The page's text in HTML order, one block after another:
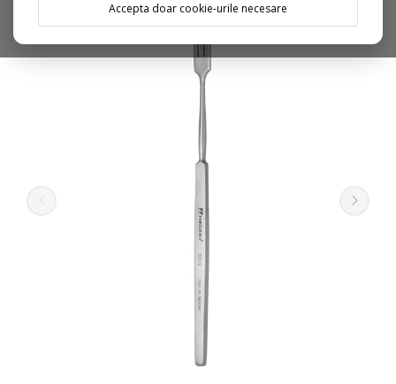
Accepta doar cookie-urile necesare